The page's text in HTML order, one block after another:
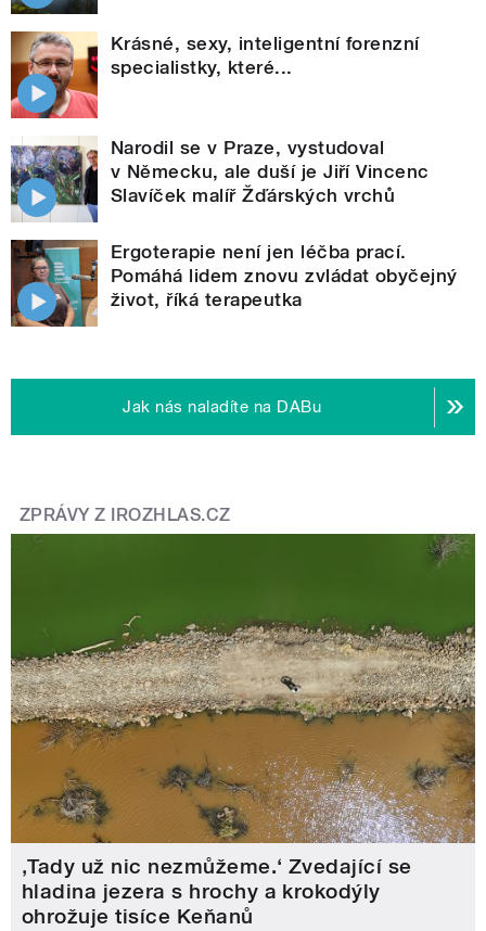
Krásné, sexy, inteligentní forenzní
specialistky, které...
Narodil se v Praze, vystudoval
v Německu, ale duší je Jiří Vincenc
Slavíček malíř Žďárských vrchů
Ergoterapie není jen léčba prací.
Pomáhá lidem znovu zvládat obyčejný
život, říká terapeutka
Jak nás naladíte na DABu
ZPRÁVY Z IROZHLAS.CZ
‚Tady už nic nezmůžeme.‘ Zvedající se
hladina jezera s hrochy a krokodýly
ohrožuje tisíce Keňanů